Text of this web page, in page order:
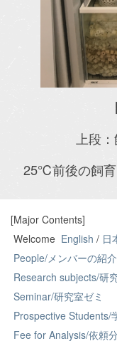
上段
25℃前後の飼育
[Major Contents]
Welcome English / 日
People/メンバーの紹介
Research subjects/研
Seminar/研究室ゼミ
Prospective Students/
Fee for Analysis/依頼